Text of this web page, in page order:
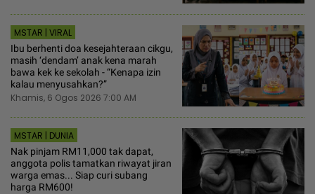
MSTAR | VIRAL
Ibu berhenti doa kesejahteraan cikgu,
masih ‘dendam’ anak kena marah
bawa kek ke sekolah - “Kenapa izin
kalau menyusahkan?”
Khamis, 6 Ogos 2026 7:00 AM
MSTAR | DUNIA
Nak pinjam RM11,000 tak dapat,
anggota polis tamatkan riwayat jiran
warga emas... Siap curi subang
harga RM600!